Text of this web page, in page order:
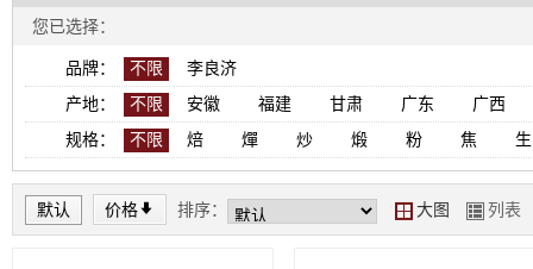
您已选择：
品牌： 不限
李良济
产地：
不限 安徽 福建 甘肃 广东
广西
规格：
不限 焙 燀 炒 煅 粉 焦 生
默认 价格* 排序： Y 大图 Z 列表